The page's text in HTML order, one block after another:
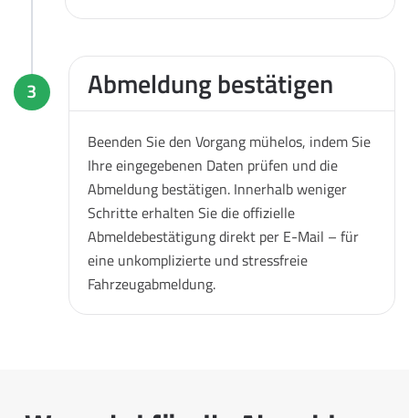
3 Abmeldung bestätigen
Beenden Sie den Vorgang mühelos, indem Sie
Ihre eingegebenen Daten prüfen und die
Abmeldung bestätigen. Innerhalb weniger
Schritte erhalten Sie die offizielle
Abmeldebestätigung direkt per E-Mail – für
eine unkomplizierte und stressfreie
Fahrzeugabmeldung.